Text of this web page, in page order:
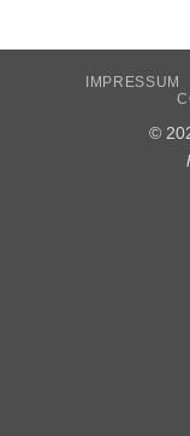
IMPRESSUM
©